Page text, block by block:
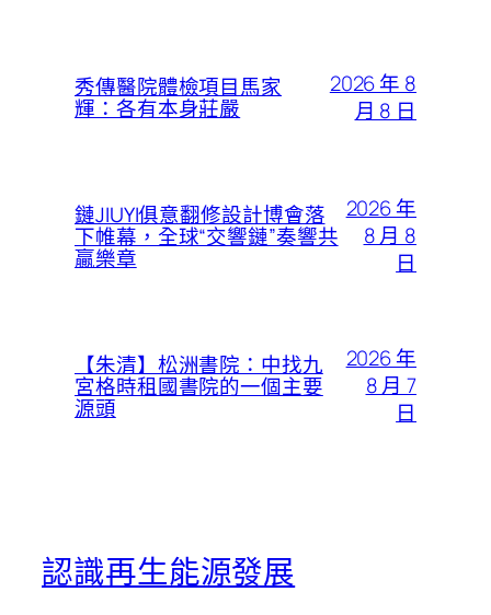
秀傳醫院體檢項目馬家
輝：各有本身莊嚴
2026 年 8
月 8 日
鏈JIUYI俱意翻修設計博會落
下帷幕，全球“交響鏈”奏響共
贏樂章​​
2026 年
8 月 8
日
【朱清】松洲書院：中找九
宮格時租國書院的一個主要
源頭
2026 年
8 月 7
日
認識再生能源發展